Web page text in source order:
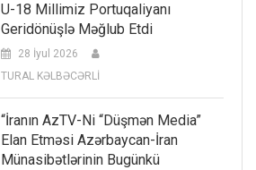
U-18 Millimiz Portuqaliyanı
Geridönüşlə Məğlub Etdi
28 İyul 2026
TURAL KƏLBƏCƏRLİ
“İranın AzTV-Ni “düşmən Media”
Elan Etməsi Azərbaycan-İran
Münasibətlərinin Bugünkü